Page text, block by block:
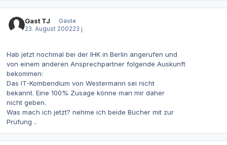
Gast TJ
Gäste
23. August 200223 j
Hab jetzt nochmal bei der IHK in Berlin angerufen und
von einem anderen Ansprechpartner folgende Auskunft
bekommen:
Das IT-Kombendium von Westermann sei nicht
bekannt. Eine 100% Zusage könne man mir daher
nicht geben.
Was mach ich jetzt? nehme ich beide Bücher mit zur
Prüfung ..